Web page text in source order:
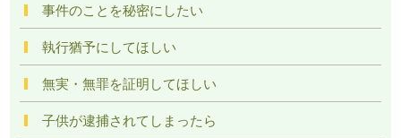
事件のことを秘密にしたい
執行猶予にしてほしい
無実・無罪を証明してほしい
子供が逮捕されてしまったら